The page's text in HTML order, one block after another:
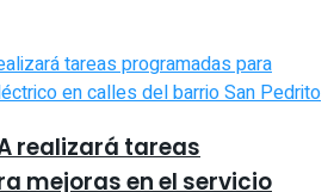
realizará tareas
mejoras en el servicio